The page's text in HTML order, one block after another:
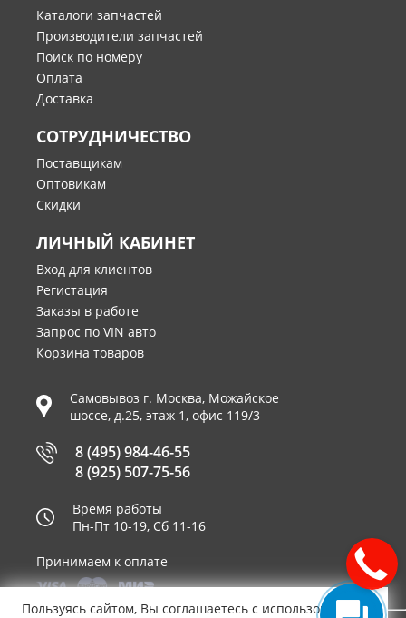
Каталоги запчастей
Производители запчастей
Поиск по номеру
Оплата
Доставка
СОТРУДНИЧЕСТВО
Поставщикам
Оптовикам
Скидки
ЛИЧНЫЙ КАБИНЕТ
Вход для клиентов
Регистация
Заказы в работе
Запрос по VIN авто
Корзина товаров
Самовывоз г. Москва, Можайское
шоссе, д.25, этаж 1, офис 119/3
8 (495) 984-46-55
8 (925) 507-75-56
Время работы
Пн-Пт 10-19, Сб 11-16
Принимаем к оплате
Пользуясь сайтом, Вы соглашаетесь с использованием